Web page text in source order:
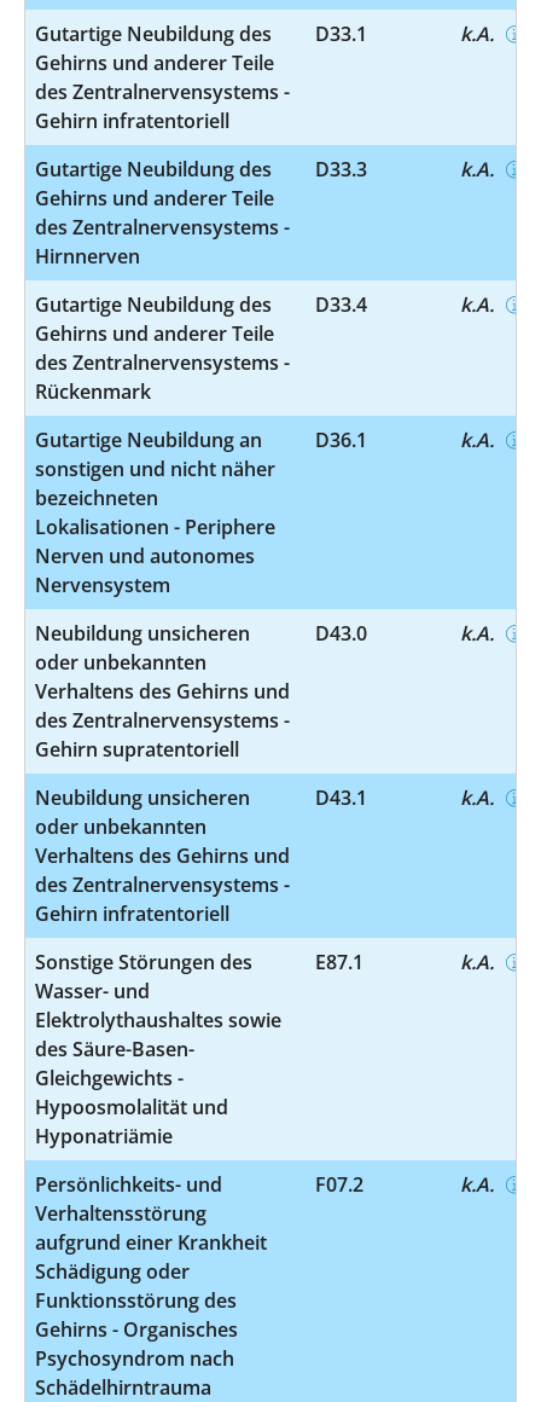
Gutartige Neubildung des
Gehirns und anderer Teile
des Zentralnervensystems -
Gehirn infratentoriell
D33.1 k.A.
Gutartige Neubildung des
Gehirns und anderer Teile
des Zentralnervensystems -
Hirnnerven
D33.3 k.A.
Gutartige Neubildung des
Gehirns und anderer Teile
des Zentralnervensystems -
Rückenmark
D33.4 k.A.
Gutartige Neubildung an
sonstigen und nicht näher
bezeichneten
Lokalisationen - Periphere
Nerven und autonomes
Nervensystem
D36.1 k.A.
Neubildung unsicheren
oder unbekannten
Verhaltens des Gehirns und
des Zentralnervensystems -
Gehirn supratentoriell
D43.0 k.A.
Neubildung unsicheren
oder unbekannten
Verhaltens des Gehirns und
des Zentralnervensystems -
Gehirn infratentoriell
D43.1 k.A.
Sonstige Störungen des
Wasser- und
Elektrolythaushaltes sowie
des Säure-Basen-
Gleichgewichts -
Hypoosmolalität und
Hyponatriämie
E87.1 k.A.
Persönlichkeits- und
Verhaltensstörung
aufgrund einer Krankheit
Schädigung oder
Funktionsstörung des
Gehirns - Organisches
Psychosyndrom nach
Schädelhirntrauma
F07.2 k.A.